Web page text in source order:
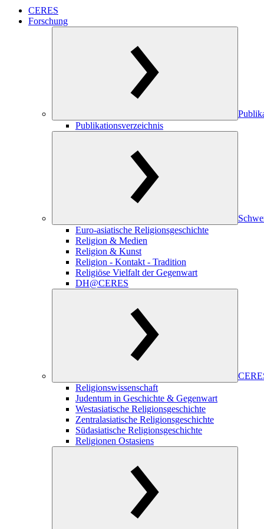
CERES
Forschung
Publikationsverzeichnis
Euro-asiatische Religionsgeschichte
Religion & Medien
Religion & Kunst
Religion - Kontakt - Tradition
Religiöse Vielfalt der Gegenwart
DH@CERES
Religionswissenschaft
Judentum in Geschichte & Gegenwart
Westasiatische Religionsgeschichte
Zentralasiatische Religionsgeschichte
Südasiatische Religionsgeschichte
Religionen Ostasiens